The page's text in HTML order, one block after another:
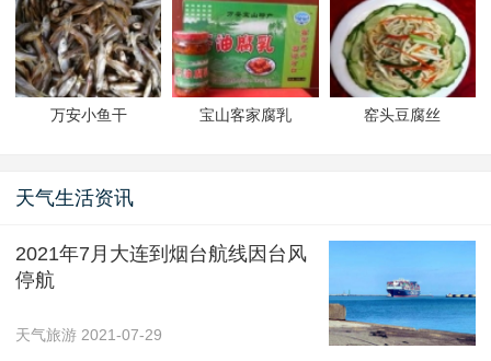
万安小鱼干 宝山客家腐乳 窑头豆腐丝
天气生活资讯
2021年7月大连到烟台航线因台风
停航
天气旅游 2021-07-29